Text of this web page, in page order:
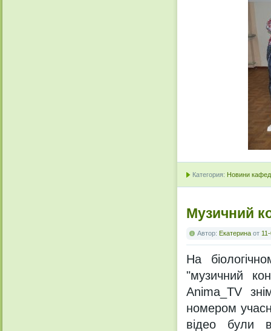
Категория: Новини
Музичний
Автор: Екатерина от
На
"музичний
Anima_TV
номером
відео були